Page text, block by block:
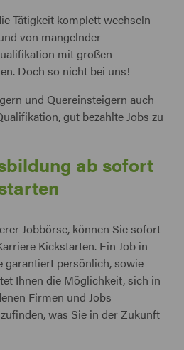
Tätigkeit komplett wechseln
von mangelnder
mit großen
Doch so nicht bei uns!
und Quereinsteigern auch
gut bezahlte Jobs zu
ab sofort
Jobbörse, können Sie sofort
Kickstarten. Ein Job in
garantiert persönlich, sowie
Ihnen die Möglichkeit, sich in
Firmen und Jobs
was Sie in der Zukunft